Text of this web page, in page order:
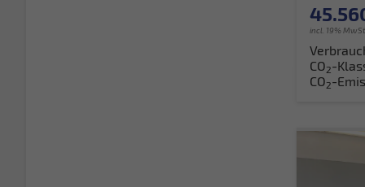
incl. 19% MwSt.
CO2-
CO2-